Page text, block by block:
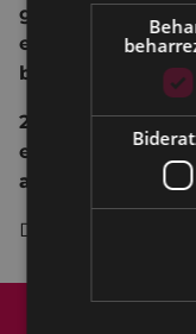
gabe, iturri
erabat definitu
bilatzen ari dena.
2019ko otsaila
estudioetan
argitaratu du.
Dohainik
Web mapa